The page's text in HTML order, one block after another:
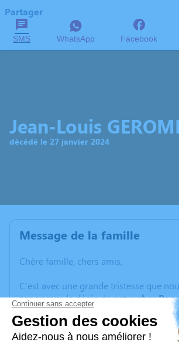
Partager
SMS WhatsApp Facebook
Jean-Louis
décédé le 27 janvier 2024
Message de la famille
Chère famille, chers amis,
C'est avec une grande tristesse que
annonçons le décès de notrecher
d'AMOURsurvenu samedi 27 janvier
Laboissiere-en-Thelle. La cérémonie
jeudi 08 février 2024 aux adresses